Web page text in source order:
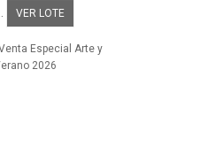
VER LOTE
Especial Arte y
2026